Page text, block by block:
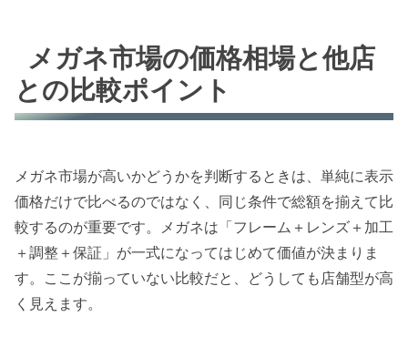
メガネ市場の価格相場と他店
との比較ポイント
メガネ市場が高いかどうかを判断するときは、単純に表示
価格だけで比べるのではなく、同じ条件で総額を揃えて比
較するのが重要です。メガネは「フレーム＋レンズ＋加工
＋調整＋保証」が一式になってはじめて価値が決まりま
す。ここが揃っていない比較だと、どうしても店舗型が高
く見えます。